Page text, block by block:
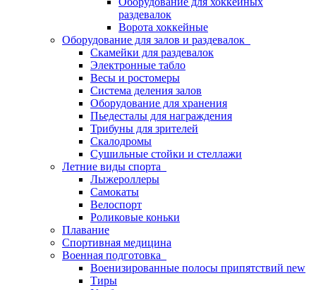
раздевалок
Ворота хоккейные
Оборудование для залов и раздевалок
Скамейки для раздевалок
Электронные табло
Весы и ростомеры
Система деления залов
Оборудование для хранения
Пьедесталы для награждения
Трибуны для зрителей
Скалодромы
Сушильные стойки и стеллажи
Летние виды спорта
Лыжероллеры
Самокаты
Велоспорт
Роликовые коньки
Плавание
Спортивная медицина
Военная подготовка
Военизированные полосы припятствий new
Тиры